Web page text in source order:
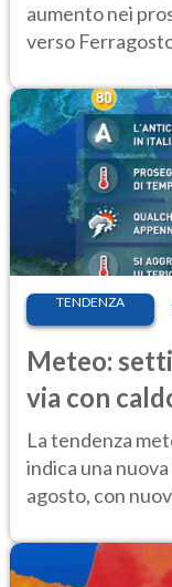
aumento nei
verso
TENDENZA
Meteo:
via con
temporale
La tendenza
indica una
agosto, con